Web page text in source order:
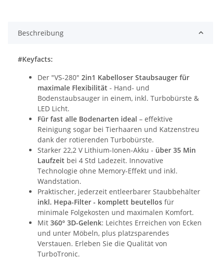
Beschreibung
#Keyfacts:
Der "VS-280" 2in1 Kabelloser Staubsauger für
maximale Flexibilität - Hand- und
Bodenstaubsauger in einem, inkl. Turbobürste &
LED Licht.
Für fast alle Bodenarten ideal – effektive
Reinigung sogar bei Tierhaaren und Katzenstreu
dank der rotierenden Turbobürste.
Starker 22,2 V Lithium-Ionen-Akku - über 35 Min
Laufzeit bei 4 Std Ladezeit. Innovative
Technologie ohne Memory-Effekt und inkl.
Wandstation.
Praktischer, jederzeit entleerbarer Staubbehälter
inkl. Hepa-Filter - komplett beutellos für
minimale Folgekosten und maximalen Komfort.
Mit 360° 3D-Gelenk: Leichtes Erreichen von Ecken
und unter Möbeln, plus platzsparendes
Verstauen. Erleben Sie die Qualität von
TurboTronic.